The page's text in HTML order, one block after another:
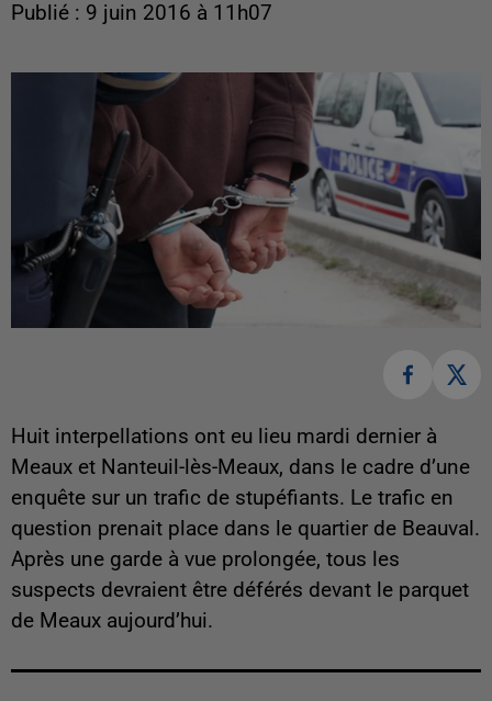
Publié : 9 juin 2016 à 11h07
Huit interpellations ont eu lieu mardi dernier à
Meaux et Nanteuil-lès-Meaux, dans le cadre d’une
enquête sur un trafic de stupéfiants. Le trafic en
question prenait place dans le quartier de Beauval.
Après une garde à vue prolongée, tous les
suspects devraient être déférés devant le parquet
de Meaux aujourd’hui.